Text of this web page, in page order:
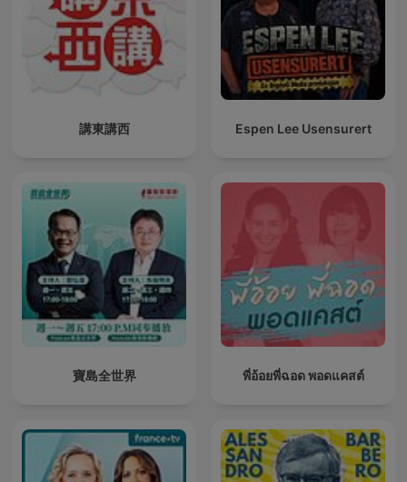
講東講西 Espen Lee Usensurert
寶島全世界 พี่อ้อยพี่ฉอด พอดแคสต์